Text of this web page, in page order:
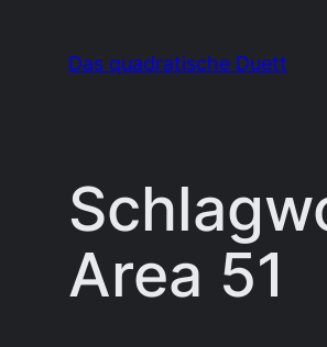
Das quadratische Duett
Area 51